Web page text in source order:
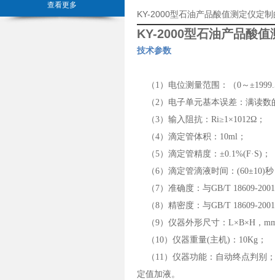
查看更多
KY-2000型石油产品酸值测定仪定
KY-2000型石油产品酸值
技术参数
（1）电位测量范围：（0～
（2）电子单元基本误差：满读数
（3）输入阻抗：Ri≥1×1012Ω；
（4）滴定管体积：10ml；
（5）滴定管精度：±0.1%(F·S)；
（6）滴定管滴液时间：(60±10)秒
（7）准确度：与GB/T 18609-
（8）精密度：与GB/T 18609-
（9）仪器外形尺寸：L×B×H，
（10）仪器重量(主机)：10Kg；
（11）仪器功能：自动终点判别
定值加液。